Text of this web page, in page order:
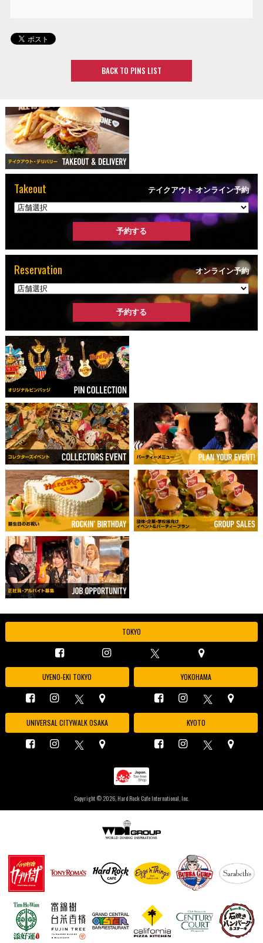
BACK TO PINS LIST
Takeout テイクアウト オンライン予約
Reservation オンライン予約
TOKYO
UYENO-EKI TOKYO YOKOHAMA
UNIVERSAL CITYWALK OSAKA KYOTO
Copyright © 2026, Hard Rock Cafe International, Inc.